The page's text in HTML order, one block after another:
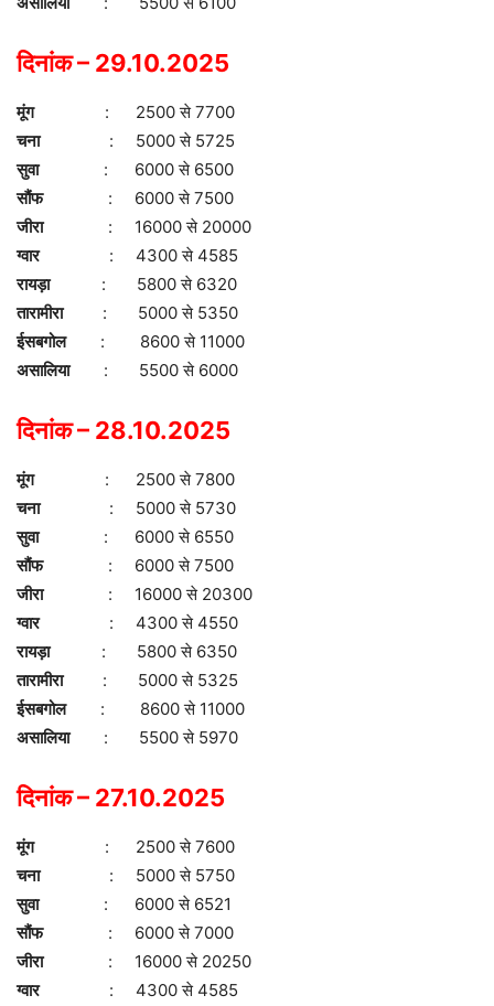
दिनांक – 29.10.2025
मूंग: 2500 से 7700
चना : 5000 से 5725
सुवा : 6000 से 6500
सौंफ
: 6000 से 7500
जीरा : 16000 से 20000
ग्वार
: 4300 से 4585
रायड़ा : 5800 से 6320
तारामीरा: 5000 से 5350
ईसबगोल
: 8600 से 11000
असालिया : 5500 से 6000
दिनांक – 28.10.2025
मूंग: 2500 से 7800
चना : 5000 से 5730
सुवा : 6000 से 6550
सौंफ
: 6000 से 7500
जीरा : 16000 से 20300
ग्वार
: 4300 से 4550
रायड़ा : 5800 से 6350
तारामीरा: 5000 से 5325
ईसबगोल
: 8600 से 11000
असालिया : 5500 से 5970
दिनांक – 27.10.2025
मूंग: 2500 से 7600
चना : 5000 से 5750
सुवा : 6000 से 6521
सौंफ
: 6000 से 7000
जीरा : 16000 से 20250
ग्वार
: 4300 से 4585